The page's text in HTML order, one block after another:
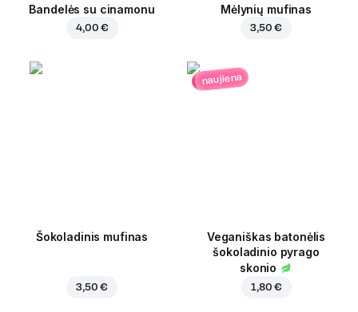
Bandelės su cinamonu
4,00 €
Mėlynių mufinas
3,50 €
Šokoladinis mufinas
3,50 €
naujiena
Veganiškas batonėlis
šokoladinio pyrago
skonio
1,80 €